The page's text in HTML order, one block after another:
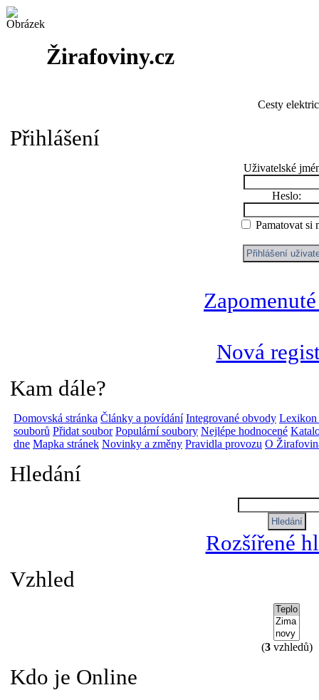
Žirafoviny.cz
Cesty
Přihlášení
Uživatelské
Heslo:
Pamatovat si
Nová
Kam dále?
Domovská stránka Články a povídání Integrované obvody Lexikon
souborů Přidat soubor Populární soubory Nejlépe hodnocené
dne Mapka stránek Novinky a změny Pravidla provozu O
Hledání
Rozšířené
Vzhled
(3vzhledů)
Kdo je Online